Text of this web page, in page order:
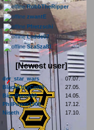
RobbTheRipper
zwantE
Pfretzschi
Ladde07
SzaSza81
[Newest user]
der_star_wars
07.07.
BlackKittyCat89
27.05.
Bier-Baron69
14.05.
PhilPower1908
17.12.
Niseth
17.10.